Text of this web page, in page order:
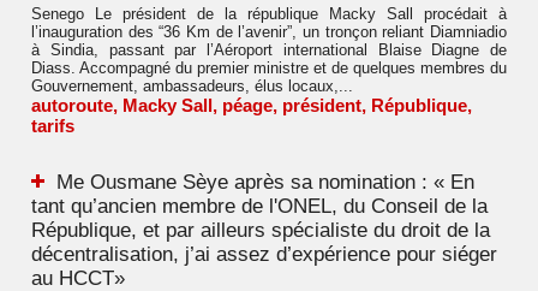
Senego Le président de la république Macky Sall procédait à
l’inauguration des “36 Km de l’avenir”, un tronçon reliant Diamniadio
à Sindia, passant par l’Aéroport international Blaise Diagne de
Diass. Accompagné du premier ministre et de quelques membres du
Gouvernement, ambassadeurs, élus locaux,...
autoroute, Macky Sall, péage, président, République,
tarifs
Me Ousmane Sèye après sa nomination : « En
tant qu’ancien membre de l'ONEL, du Conseil de la
République, et par ailleurs spécialiste du droit de la
décentralisation, j’ai assez d’expérience pour siéger
au HCCT»